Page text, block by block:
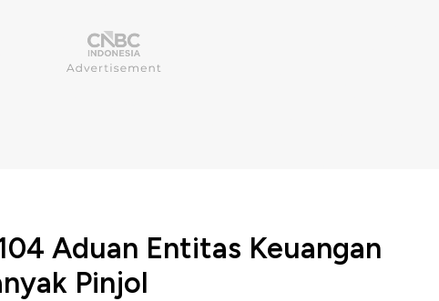
Aduan Entitas Keuangan
Pinjol